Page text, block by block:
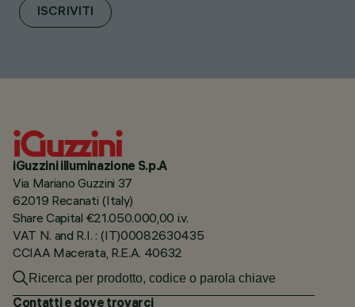
ISCRIVITI
iGuzzini illuminazione S.p.A
Via Mariano Guzzini 37
62019 Recanati (Italy)
Share Capital €21.050.000,00 i.v.
VAT N. and R.I. : (IT)00082630435
CCIAA Macerata, R.E.A. 40632
Contatti e dove trovarci